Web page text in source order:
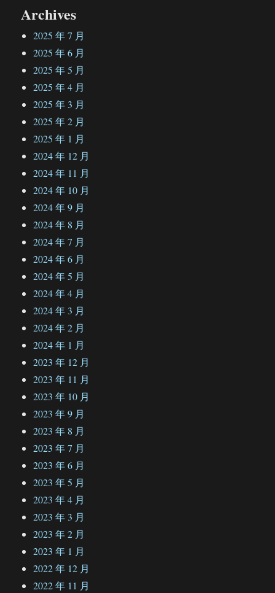
Archives
2025 年 7 月
2025 年 6 月
2025 年 5 月
2025 年 4 月
2025 年 3 月
2025 年 2 月
2025 年 1 月
2024 年 12 月
2024 年 11 月
2024 年 10 月
2024 年 9 月
2024 年 8 月
2024 年 7 月
2024 年 6 月
2024 年 5 月
2024 年 4 月
2024 年 3 月
2024 年 2 月
2024 年 1 月
2023 年 12 月
2023 年 11 月
2023 年 10 月
2023 年 9 月
2023 年 8 月
2023 年 7 月
2023 年 6 月
2023 年 5 月
2023 年 4 月
2023 年 3 月
2023 年 2 月
2023 年 1 月
2022 年 12 月
2022 年 11 月